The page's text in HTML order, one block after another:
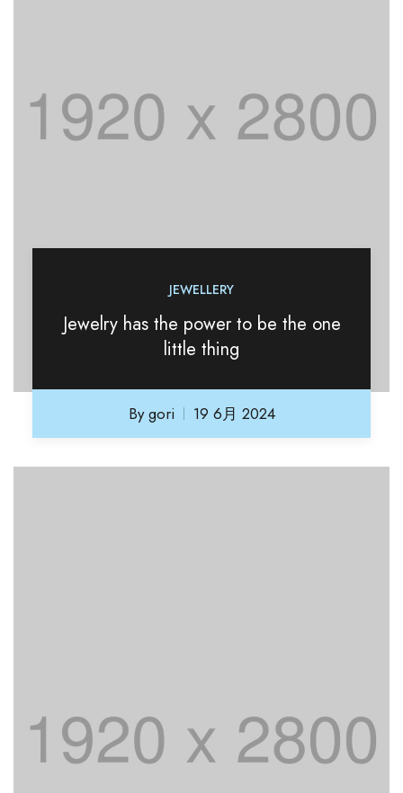
JEWELLERY
Jewelry has the power to be the one
little thing
Bygori 19 6月 2024